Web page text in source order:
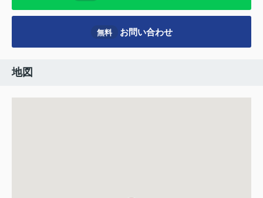
無料 お問い合わせ
地図